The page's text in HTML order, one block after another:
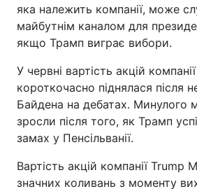
яка належить компанії, може
майбутнім каналом для
якщо Трамп виграє вибори.
У червні вартість акцій
короткочасно піднялася після
Байдена на дебатах. Минулого
зросли після того, як Трамп
замах у Пенсільванії.
Вартість акцій компанії Trump
значних коливань з моменту